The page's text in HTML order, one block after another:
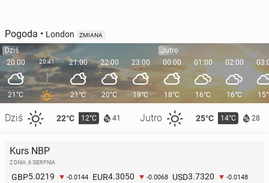
Pogoda • London ZMIANA
Dziś
20:00
21°C
Dziś 22°C 12°C 41 Jutro 25°C 14°C 28
20:41 21:00
21°C
22:00
20°C
23:00
19°C
Jutro
00:00
18°C
01:00
16°C
02:00
16°C
Kurs NBP
Z DNIA: 6 SIERPNIA
GBP5.0219 -0.0144 EUR4.3050 -0.0068 USD3.7320 -0.0148